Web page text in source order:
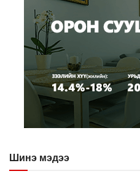
Шинэ мэдээ